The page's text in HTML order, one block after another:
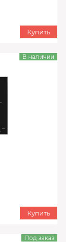
Купить
В наличии
Купить
Под заказ